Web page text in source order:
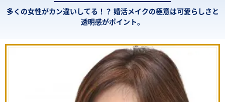
多くの女性がカン違いしてる！？ 婚活メイクの極意は可愛らしさと
透明感がポイント。